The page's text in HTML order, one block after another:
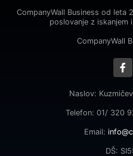
CompanyWall Business od leta
poslovanje z iskanjem
CompanyWall
Naslov:
Telefon: 01/ 320
Email:
DŠ: